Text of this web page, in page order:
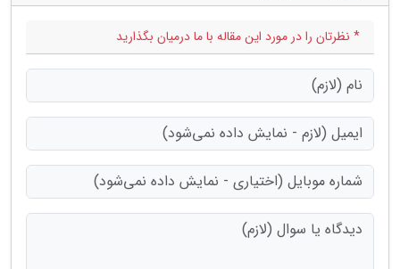
* نظرتان را در مورد این مقاله با ما درمیان بگذارید